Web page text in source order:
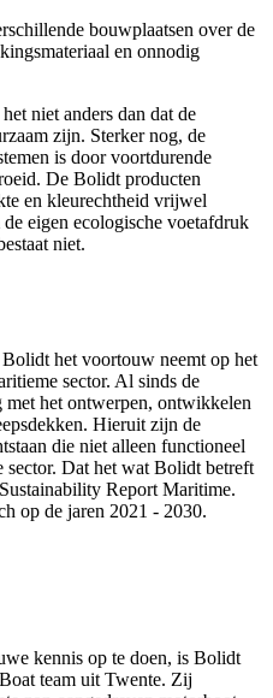
bouwplaatsen over de
en onnodig
niet anders dan dat de
zijn. Sterker nog, de
is door voortdurende
De Bolidt producten
en kleurechtheid vrijwel
eigen ecologische voetafdruk
niet.
het voortouw neemt op het
sector. Al sinds de
het ontwerpen, ontwikkelen
Hieruit zijn de
die niet alleen functioneel
Dat het wat Bolidt betreft
Report Maritime.
op de jaren 2021 - 2030.
kennis op te doen, is Bolidt
team uit Twente. Zij